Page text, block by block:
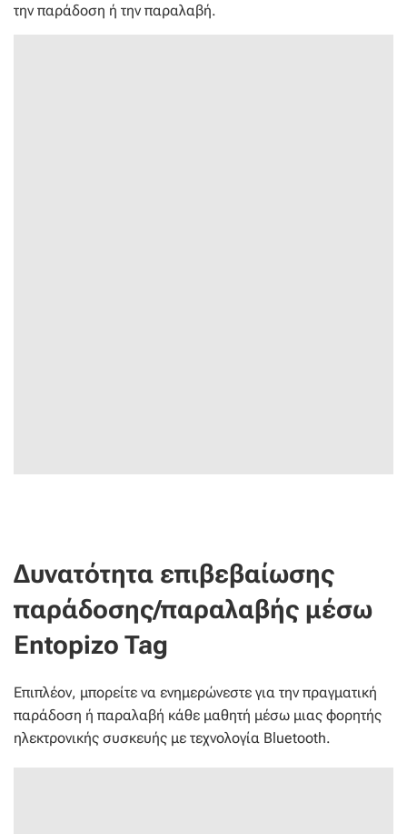
την παράδοση ή την παραλαβή.
Δυνατότητα επιβεβαίωσης
παράδοσης/παραλαβής μέσω
Entopizo Tag
Επιπλέον, μπορείτε να ενημερώνεστε για την πραγματική
παράδοση ή παραλαβή κάθε μαθητή μέσω μιας φορητής
ηλεκτρονικής συσκευής με τεχνολογία Bluetooth.